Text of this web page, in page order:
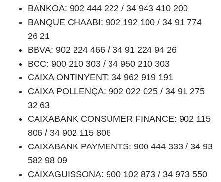
BANKOA: 902 444 222 / 34 943 410 200
BANQUE CHAABI: 902 192 100 / 34 91 774
26 21
BBVA: 902 224 466 / 34 91 224 94 26
BCC: 900 210 303 / 34 950 210 303
CAIXA ONTINYENT: 34 962 919 191
CAIXA POLLENÇA: 902 022 025 / 34 91 275
32 63
CAIXABANK CONSUMER FINANCE: 902 115
806 / 34 902 115 806
CAIXABANK PAYMENTS: 900 444 333 / 34 93
582 98 09
CAIXAGUISSONA: 900 102 873 / 34 973 550